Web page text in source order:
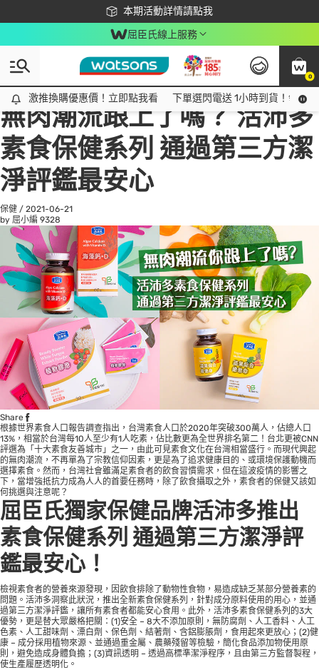
本期活動詳情請點我
下載app最高回饋$350
屈臣氏線上服務
0
激推換購優惠價！立即點我看
激推換購優惠價！立即點我看 下單選閃電送 1小時到貨！領神
All
話題趨勢
無肉潮流跟上了嗎？ 活沛多
素食保健系列 通過第三方潔
淨評鑑最安心
保健 / 2021-06-21
by 屈小編 9328
Share
根據世界素食人口報告調查指出，台灣素食人口於2020年突破300萬人，佔總人口
13%，相當於台灣每10人至少有1人吃素，佔比數更為全世界排名第二！台北更被CNN
評選為「十大素食友善城市」之一，由此可見素食文化在台灣相當盛行。而現代興起
的無肉潮流，不再單為了宗教信仰因素，更是為了追求健康目的、或環境保護動機而
選擇素食。然而，台灣社會雖滿足素食者的飲食習慣需求，但在這波疫情的影響之
下，當增強抵抗力成為人人的首要任務時，除了飲食攝取之外，素食者的保健又該如
何挑選與注意呢？
屈臣氏獨家保健品牌活沛多推出
素食保健系列 通過第三方潔淨評
鑑最安心！
檢視素食者的營養來源發現，因飲食排除了動物性食物，易造成缺乏某部分營養素的
問題。活沛多洞察此狀況，推出全新素食保健系列，針對成分原料使用的用心，並通
過第三方潔淨評鑑，讓所有素食者都能安心食用。此外，活沛多素食保健系列的3大
優勢，更是替大眾嚴格把關：(1)安全 – 8大不添加原則，無防腐劑、人工香料、人工
色素、人工甜味劑、漂白劑、保色劑、結著劑、含鋁膨脹劑，食用起來更放心；(2)健
康 – 成分採用植物來源、並通過重金屬、農藥殘留等檢驗，簡化食品添加物使用原
則，避免造成身體負擔；(3)資訊透明 – 透過高標準潔淨程序，且由第三方監督製程，
使生產履歷透明化。